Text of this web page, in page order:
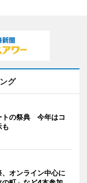
グ
トの祭典 今年はコ
も
オンライン中心に